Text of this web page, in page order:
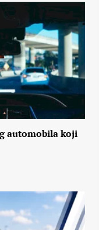
automobila koji